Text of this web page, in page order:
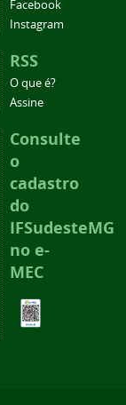
Facebook
Instagram
RSS
O que é?
Assine
Consulte
o
cadastro
do
IFSudesteMG
no e-
MEC